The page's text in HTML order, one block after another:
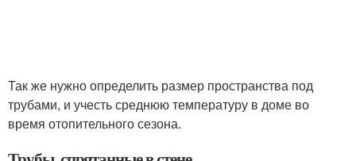
Так же нужно определить размер пространства под
трубами, и учесть среднюю температуру в доме во
время отопительного сезона.